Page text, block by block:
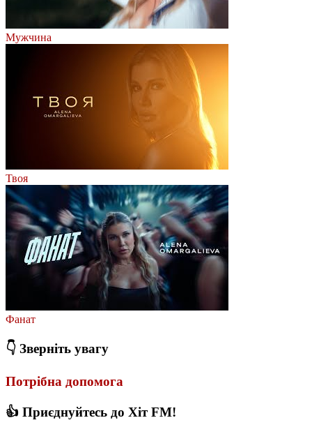
Мужчина
Твоя
Фанат
👇 Зверніть увагу
Потрібна допомога
👍 Приєднуйтесь до Хіт FM!